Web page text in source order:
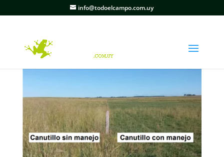
info@todoelcampo.com.uy